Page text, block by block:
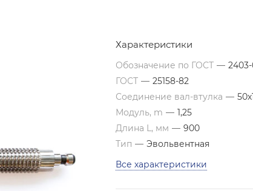
Характеристики
Обозначение по ГОСТ —
ГОСТ — 25158-82
Соединение вал-втулка —
Модуль, m — 1,25
Длина L, мм — 900
Тип — Эвольвентная
Все характеристики